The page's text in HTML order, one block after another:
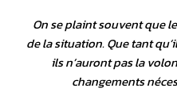
On se plaint souvent que
de la situation. ​Que tant
ils n’auront pas la
changements